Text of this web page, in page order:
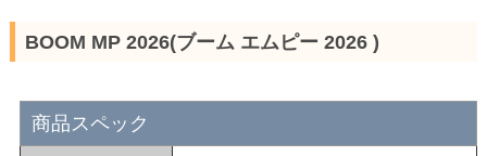
BOOM MP 2026(ブーム エムピー 2026 )
商品スペック